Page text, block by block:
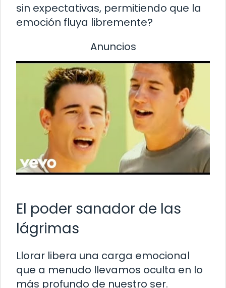
sin expectativas, permitiendo que la
emoción fluya libremente?
Anuncios
El poder sanador de las
lágrimas
Llorar libera una carga emocional
que a menudo llevamos oculta en lo
más profundo de nuestro ser.